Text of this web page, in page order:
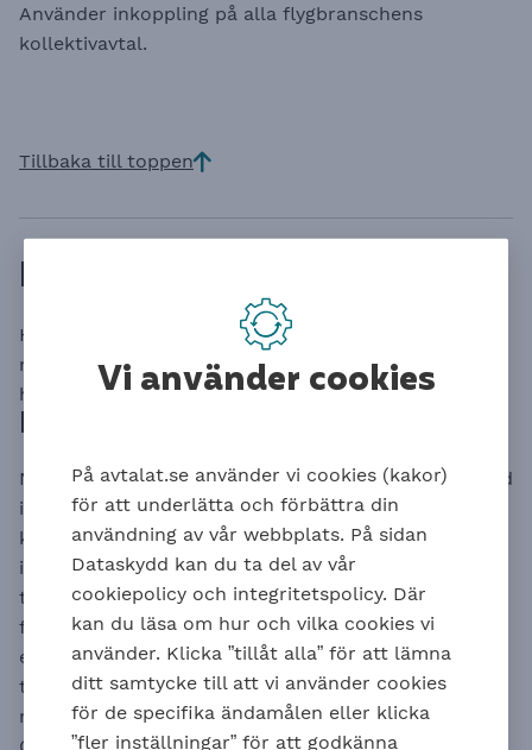
Använder inkoppling på alla flygbranschens
kollektivavtal.
Tillbaka till toppen
Foras hantering av inträde
Här beskriver vi Foras hantering när arbetsgivare blir
medlem i ett arbetsgivarförbund eller tecknar
hängavtal.
Medlemskap i Svenskt Näringsliv
När en arbetsgivare blir medlem i arbetsgivarförbund
inom Svenskt Näringsliv som innebär att
kollektivavtal kopplas in direkt, skickar Fora
information till arbetsgivaren om skyldigheten att
teckna försäkringar. Om Fora inte fått tillbaka
försäkringsavtalet efter cirka en månad, skickar de
en påminnelse. Arbetsgivare utan anställda som inte
tecknar försäkringsavtal ska kontakta Fora för att
meddela att det inte finns anställda.
Vi använder cookies
På avtalat.se använder vi cookies (kakor)
för att underlätta och förbättra din
användning av vår webbplats. På sidan
Dataskydd kan du ta del av vår
cookiepolicy och integritetspolicy. Där
kan du läsa om hur och vilka cookies vi
använder. Klicka ”tillåt alla” för att lämna
ditt samtycke till att vi använder cookies
för de specifika ändamålen eller klicka
”fler inställningar” för att godkänna